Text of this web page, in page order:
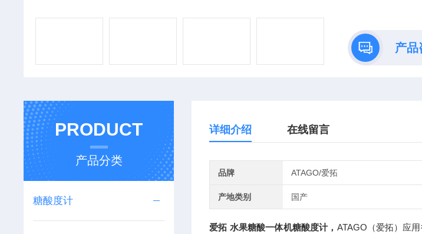
产品
PRODUCT
产品分类
糖酸度计
详细介绍 在线留言
品牌 ATAGO/爱拓
产地类别 国产
爱拓 水果糖酸一体机糖酸度计， ATAGO（爱拓）应